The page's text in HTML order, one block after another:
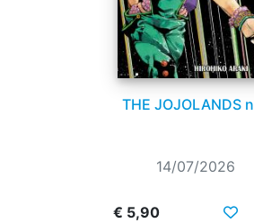
THE JOJOLANDS
14/07/2026
€ 5,90